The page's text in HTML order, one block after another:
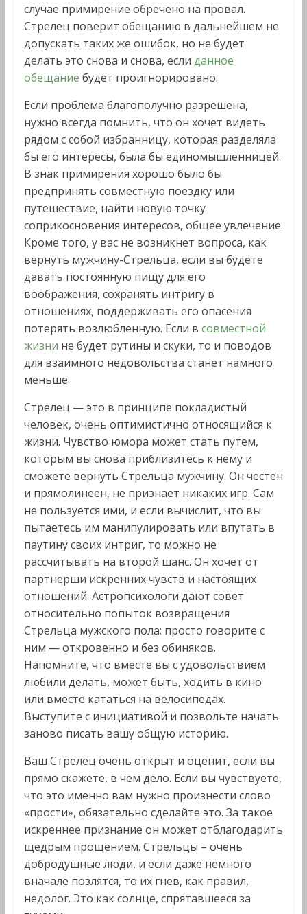
случае примирение обречено на провал.
Стрелец поверит обещанию в дальнейшем не
допускать таких же ошибок, но не будет
делать это снова и снова, если данное
обещание будет проигнорировано.
Если проблема благополучно разрешена,
нужно всегда помнить, что он хочет видеть
рядом с собой избранницу, которая разделяла
бы его интересы, была бы единомышленницей.
В знак примирения хорошо было бы
предпринять совместную поездку или
путешествие, найти новую точку
соприкосновения интересов, общее увлечение.
Кроме того, у вас не возникнет вопроса, как
вернуть мужчину-Стрельца, если вы будете
давать постоянную пищу для его
воображения, сохранять интригу в
отношениях, поддерживать его опасения
потерять возлюбленную. Если в совместной
жизни не будет рутины и скуки, то и поводов
для взаимного недовольства станет намного
меньше.
Стрелец — это в принципе покладистый
человек, очень оптимистично относящийся к
жизни. Чувство юмора может стать путем,
которым вы снова приблизитесь к нему и
сможете вернуть Стрельца мужчину. Он честен
и прямолинеен, не признает никаких игр. Сам
не пользуется ими, и если вычислит, что вы
пытаетесь им манипулировать или впутать в
паутину своих интриг, то можно не
рассчитывать на второй шанс. Он хочет от
партнерши искренних чувств и настоящих
отношений. Астропсихологи дают совет
относительно попыток возвращения
Стрельца мужского пола: просто говорите с
ним — откровенно и без обиняков.
Напомните, что вместе вы с удовольствием
любили делать, может быть, ходить в кино
или вместе кататься на велосипедах.
Выступите с инициативой и позвольте начать
заново писать вашу общую историю.
Ваш Стрелец очень открыт и оценит, если вы
прямо скажете, в чем дело. Если вы чувствуете,
что это именно вам нужно произнести слово
«прости», обязательно сделайте это. За такое
искреннее признание он может отблагодарить
щедрым прощением. Стрельцы – очень
добродушные люди, и если даже немного
вначале позлятся, то их гнев, как правил,
недолог. Это как солнце, спрятавшееся за